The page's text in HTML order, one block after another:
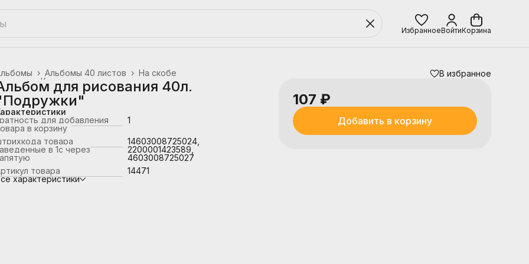
ИзбранноеВойтиКорзина
На скобе
Альбомы 40 листов ›
›
Канцтовары, школьные принадлежности
для рисования 40л.
для добавления
в корзину
1
товара
в 1с через
14603008725024,
2200001423589,
4603008725027
товара
14471
характеристики
В избранное
107 ₽
Добавить в корзину